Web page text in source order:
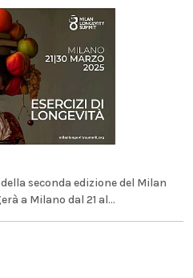
seconda edizione del Milan
a Milano dal 21 al...